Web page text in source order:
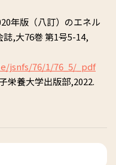
年版（八訂）のエネル
,大76巻 第1号5-14,
jsnfs/76/1/76_5/_pdf
栄養大学出版部,2022.